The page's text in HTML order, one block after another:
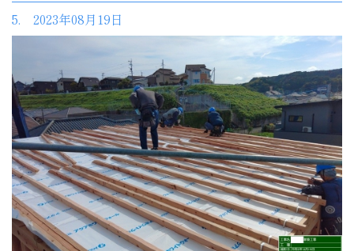
5. 2023年08月19日